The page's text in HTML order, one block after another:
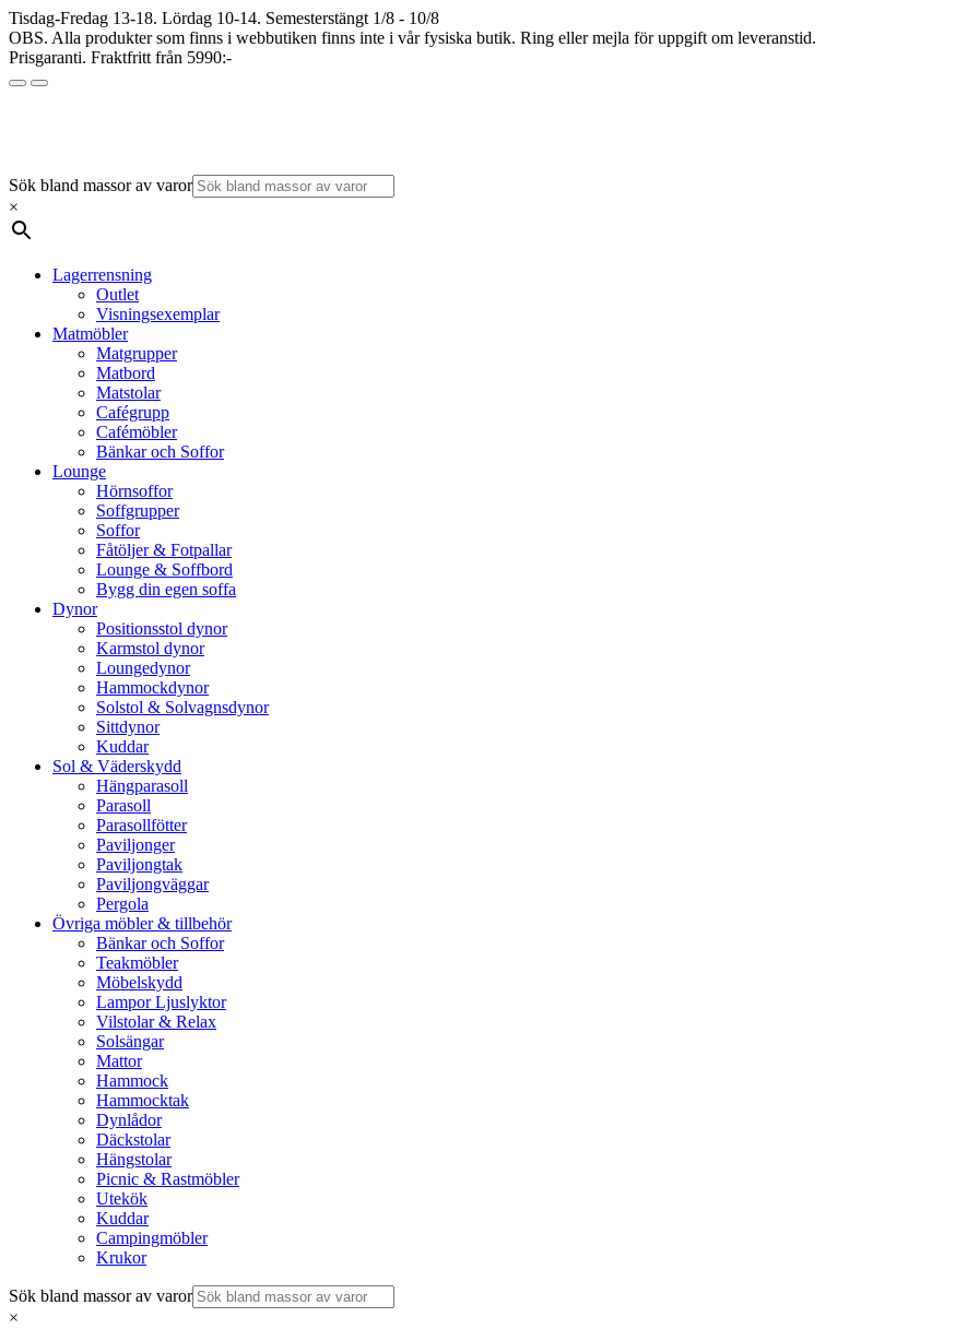
Tisdag-Fredag 13-18. Lördag 10-14. Semesterstängt 1/8 - 10/8
OBS. Alla produkter som finns i webbutiken finns inte i vår fysiska butik. Ring eller mejla för uppgift om leveranstid.
Prisgaranti. Fraktfritt från 5990:-
Sök bland massor av varor
×
Lagerrensning
Outlet
Visningsexemplar
Matmöbler
Matgrupper
Matbord
Matstolar
Cafégrupp
Cafémöbler
Bänkar och Soffor
Lounge
Hörnsoffor
Soffgrupper
Soffor
Fåtöljer & Fotpallar
Lounge & Soffbord
Bygg din egen soffa
Dynor
Positionsstol dynor
Karmstol dynor
Loungedynor
Hammockdynor
Solstol & Solvagnsdynor
Sittdynor
Kuddar
Sol & Väderskydd
Hängparasoll
Parasoll
Parasollfötter
Paviljonger
Paviljongtak
Paviljongväggar
Pergola
Övriga möbler & tillbehör
Bänkar och Soffor
Teakmöbler
Möbelskydd
Lampor Ljuslyktor
Vilstolar & Relax
Solsängar
Mattor
Hammock
Hammocktak
Dynlådor
Däckstolar
Hängstolar
Picnic & Rastmöbler
Utekök
Kuddar
Campingmöbler
Krukor
Sök bland massor av varor
×